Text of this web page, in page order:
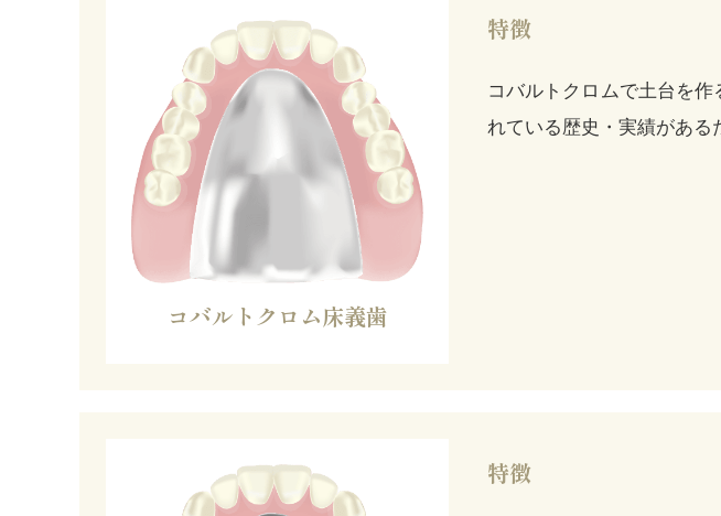
コバルトクロム床義歯
特徴
コバルトクロムで土台を
れている歴史・実績がある
特徴